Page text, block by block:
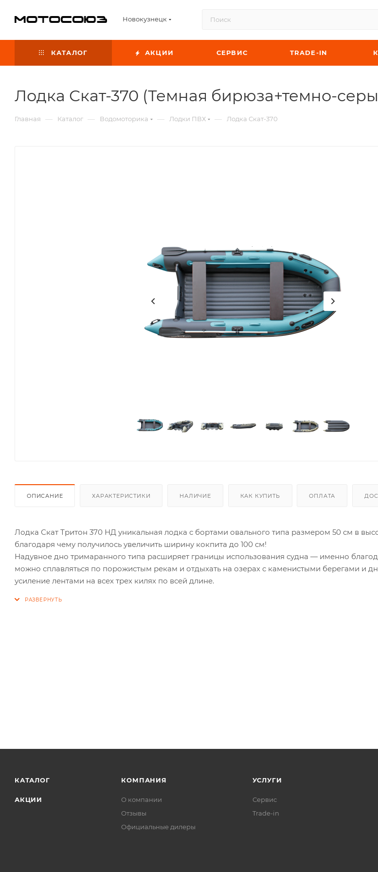
Новокузнецк
КАТАЛОГ АКЦИИ СЕРВИС TRADE-IN
Лодка Скат-370 (Темная бирюза+темно-
Главная — Каталог — Водомоторика — Лодки ПВХ — Лодка Скат-370
ОПИСАНИЕ ХАРАКТЕРИСТИКИ НАЛИЧИЕ КАК КУПИТЬ ОПЛАТА
Лодка Скат Тритон 370 НД уникальная лодка с бортами овального типа размером 50 см в
благодаря чему получилось увеличить ширину кокпита до 100 см!
Надувное дно тримаранного типа расширяет границы использования судна — именно
можно сплавляться по порожистым рекам и отдыхать на озерах с каменистыми берегами и
усиление лентами на всех трех килях по всей длине.
КАТАЛОГ
АКЦИИ
КОМПАНИЯ
О компании
Отзывы
Официальные дилеры
УСЛУГИ
Сервис
Trade-in